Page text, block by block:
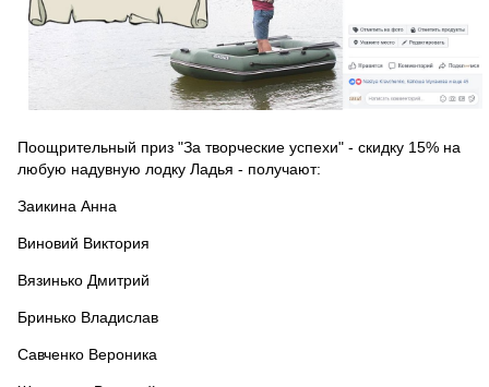
Поощрительный приз "За творческие успехи" - скидку 15% на
любую надувную лодку Ладья - получают:
Заикина Анна
Виновий Виктория
Вязинько Дмитрий
Бринько Владислав
Савченко Вероника